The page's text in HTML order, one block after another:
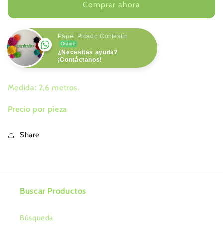
Comprar ahora
Papel Picado Confestín
Online
¿Necesitas ayuda?
¡Contáctanos!
Medida: 2,6 metros.
Precio por pieza
Share
Buscar Productos
Búsqueda